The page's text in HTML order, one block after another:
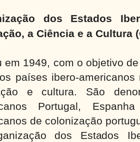
dos Estados
a Ciência e a Cultura
em 1949, com o objetivo
países ibero-
e cultura. São
Portugal,
de colonização
dos Estados